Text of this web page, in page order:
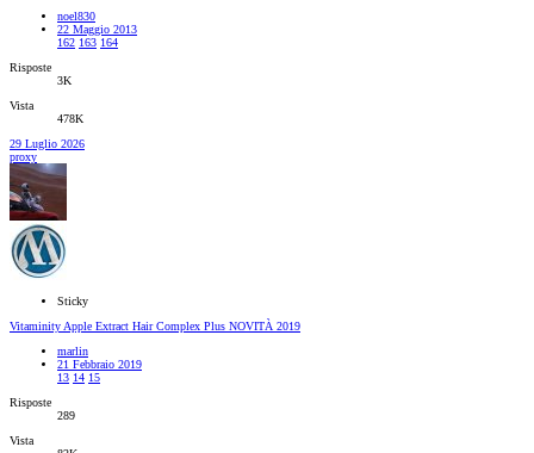
noel830
22 Maggio 2013
162 163 164
Risposte
3K
Vista
478K
29 Luglio 2026
proxy
Sticky
Vitaminity Apple Extract Hair Complex Plus NOVITÀ 2019
marlin
21 Febbraio 2019
13 14 15
Risposte
289
Vista